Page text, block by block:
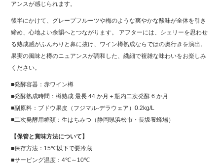
アンスが感じられます。
後半にかけて、グレープフルーツや梅のような爽やかな酸味が全体を引き
締め、心地よい余韻へとつながります。 アフターには、シェリーを思わせ
る熟成感がふんわりと鼻に抜け、ワイン樽熟成ならではの奥行きを演出。
果実の風味と樽のニュアンスが調和した、繊細で複雑な味わいをお楽しみ
ください。
■発酵容器：赤ワイン樽
■発酵熟成時間：樽熟成 最⾧ 44 か月＋瓶内二次発酵 6 か月
■副原料：ブドウ果皮（フジマル-デラウェア）0.2kg/L
■二次発酵用糖類：生はちみつ（静岡県浜松市・⾧坂養蜂場）
【保管と賞味方法について】
■保存方法：15℃以下で要冷蔵
■サービング温度：4℃～10℃